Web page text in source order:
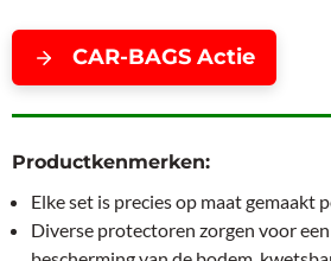
CAR-BAGS Actie
Productkenmerken:
Elke set is precies op maat gemaakt
Diverse protectoren zorgen voor